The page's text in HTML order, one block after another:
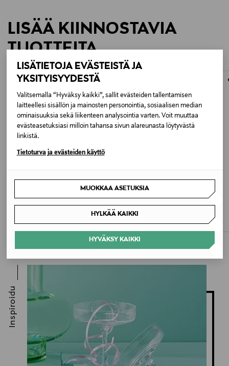
LISÄTIETOJA EVÄSTEISTÄ JA
YKSITYISYYDESTÄ
Valitsemalla “Hyväksy kaikki”, sallit evästeiden tallentamisen
laitteellesi sisällön ja mainosten personointia, sosiaalisen median
ominaisuuksia sekä liikenteen analysointia varten. Voit muuttaa
evästeasetuksiasi milloin tahansa sivun alareunasta löytyvästä
linkistä.
Tietoturva ja evästeiden käyttö
MUOKKAA ASETUKSIA
HYLKÄÄ KAIKKI
HYVÄKSY KAIKKI
LISÄÄ KIINNOSTAVIA
TUOTTEITA
Veloce-kuohuviinilasi 327 ml, 2 kpl
Original Price
82,90 €
ETUKUPONKITUOTE
Viskilasi
Original Price
10,95 €
Inspiroidu